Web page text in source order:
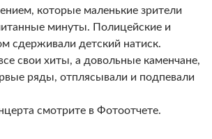
которые маленькие зрители
минуты. Полицейские и
сдерживали детский натиск.
свои хиты, а довольные каменчане,
ряды, отплясывали и подпевали
смотрите в Фотоотчете.